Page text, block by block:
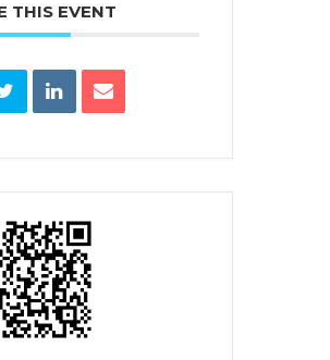
THIS EVENT